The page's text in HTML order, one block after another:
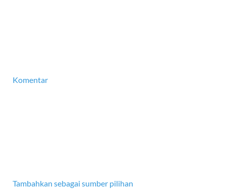
Komentar
Tambahkan sebagai sumber pilihan